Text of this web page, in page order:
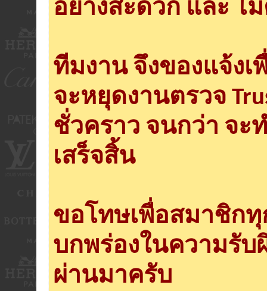
อย่างสะดวก และ ไ
ทีมงาน จึงของแจ้ง
จะหยุดงานตรวจ
ชั่วคราว จนกว่า จะ
เสร็จสิ้น
ขอโทษเพื่อสมาชิก
บกพร่องในความรั
ผ่านมาครับ